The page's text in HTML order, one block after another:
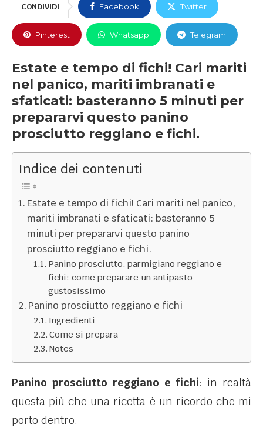
CONDIVIDI Facebook Twitter
Pinterest Whatsapp Telegram
Estate e tempo di fichi! Cari mariti
nel panico, mariti imbranati e
sfaticati: basteranno 5 minuti per
prepararvi questo panino
prosciutto reggiano e fichi.
Indice dei contenuti
Estate e tempo di fichi! Cari mariti nel panico,
mariti imbranati e sfaticati: basteranno 5
minuti per prepararvi questo panino
prosciutto reggiano e fichi.
Panino prosciutto, parmigiano reggiano e
fichi: come preparare un antipasto
gustosissimo
Panino prosciutto reggiano e fichi
Ingredienti
Come si prepara
Notes
Panino prosciutto reggiano e fichi: in realtà
questa più che una ricetta è un ricordo che mi
porto dentro.